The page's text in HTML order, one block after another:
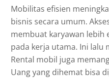
Mobilitas efisien
bisnis secara umum.
membuat karyawan lebih
pada kerja utama. Ini lalu
Rental mobil juga
Uang yang dihemat bisa